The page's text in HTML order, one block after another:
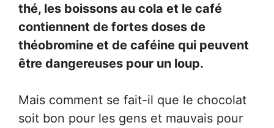
thé, les boissons au cola et le café
contiennent de fortes doses de
théobromine et de caféine qui peuvent
être dangereuses pour un loup.
Mais comment se fait-il que le chocolat
soit bon pour les gens et mauvais pour